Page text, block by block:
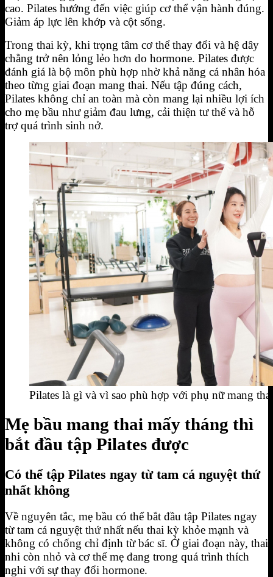
cao. Pilates hướng đến việc giúp cơ thể vận hành đúng.
Giảm áp lực lên khớp và cột sống.
Trong thai kỳ, khi trọng tâm cơ thể thay đổi và hệ dây
chằng trở nên lỏng lẻo hơn do hormone. Pilates được
đánh giá là bộ môn phù hợp nhờ khả năng cá nhân hóa
theo từng giai đoạn mang thai. Nếu tập đúng cách,
Pilates không chỉ an toàn mà còn mang lại nhiều lợi ích
cho mẹ bầu như giảm đau lưng, cải thiện tư thế và hỗ
trợ quá trình sinh nở.
Pilates là gì và vì sao phù hợp với phụ nữ mang thai
Mẹ bầu mang thai mấy tháng thì
bắt đầu tập Pilates được
Có thể tập Pilates ngay từ tam cá nguyệt thứ
nhất không
Về nguyên tắc, mẹ bầu có thể bắt đầu tập Pilates ngay
từ tam cá nguyệt thứ nhất nếu thai kỳ khỏe mạnh và
không có chống chỉ định từ bác sĩ. Ở giai đoạn này, thai
nhi còn nhỏ và cơ thể mẹ đang trong quá trình thích
nghi với sự thay đổi hormone.